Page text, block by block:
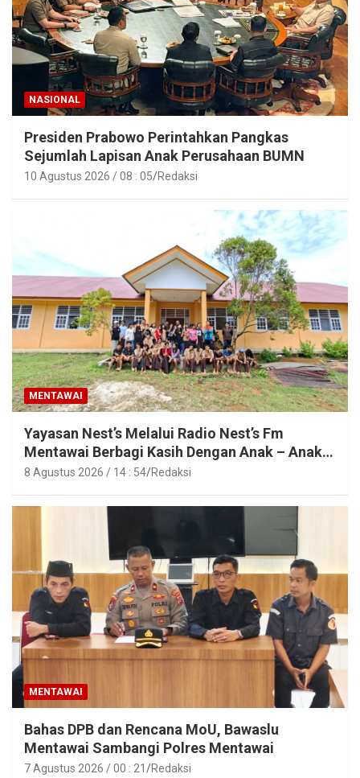
NASIONAL
Presiden Prabowo Perintahkan Pangkas
Sejumlah Lapisan Anak Perusahaan BUMN
10 Agustus 2026 / 08 : 05 Redaksi
MENTAWAI
Yayasan Nest’s Melalui Radio Nest’s Fm
Mentawai Berbagi Kasih Dengan Anak – Anak
Asrama SMAN 2 Sipora
8 Agustus 2026 / 14 : 54 Redaksi
MENTAWAI
Bahas DPB dan Rencana MoU, Bawaslu
Mentawai Sambangi Polres Mentawai
7 Agustus 2026 / 00 : 21 Redaksi